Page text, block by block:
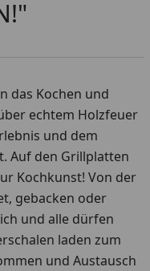
das Kochen und
echtem Holzfeuer
und dem
Auf den Grillplatten
Kochkunst! Von der
gebacken oder
und alle dürfen
laden zum
und Austausch